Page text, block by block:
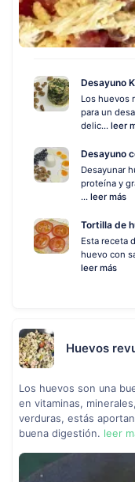
Desayuno
Los huevos
para un
delic... leer
Desayuno
Desayunar
proteína y
... leer más
Tortilla de
Esta receta
huevo con
leer más
Huevos
Los huevos son una
en vitaminas,
verduras, estás
buena digestión. leer